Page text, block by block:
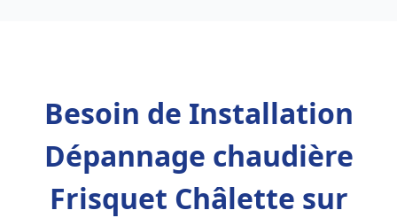
Besoin de Installation
Dépannage chaudière
Frisquet Châlette sur